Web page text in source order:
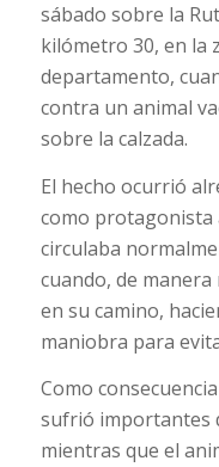
sábado sobre la
kilómetro 30, en la
departamento,
contra un animal
sobre la calzada.
El hecho ocurrió
como protagonista
circulaba
cuando, de
en su camino,
maniobra para
Como
sufrió importantes
mientras que el